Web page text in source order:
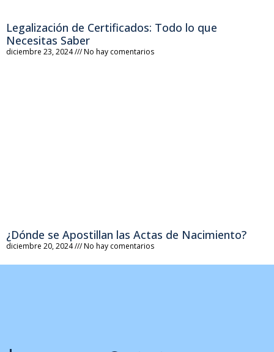
Legalización de Certificados: Todo lo que
Necesitas Saber
diciembre 23, 2024 No hay comentarios
¿Dónde se Apostillan las Actas de Nacimiento?
diciembre 20, 2024 No hay comentarios